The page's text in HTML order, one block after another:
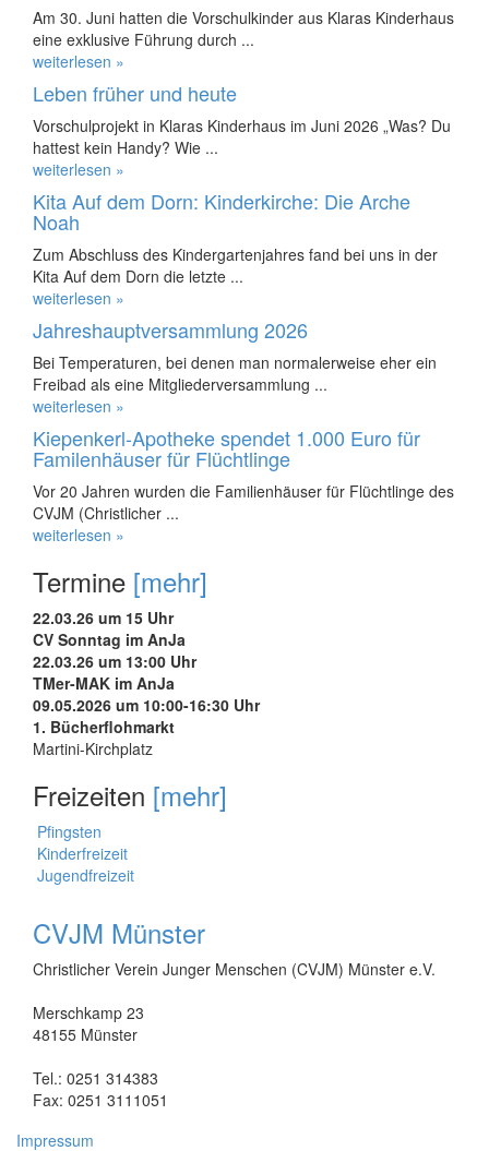
Am 30. Juni hatten die Vorschulkinder aus Klaras Kinderhaus
eine exklusive Führung durch ...
weiterlesen »
Leben früher und heute
Vorschulprojekt in Klaras Kinderhaus im Juni 2026 „Was? Du
hattest kein Handy? Wie ...
weiterlesen »
Kita Auf dem Dorn: Kinderkirche: Die Arche
Noah
Zum Abschluss des Kindergartenjahres fand bei uns in der
Kita Auf dem Dorn die letzte ...
weiterlesen »
Jahreshauptversammlung 2026
Bei Temperaturen, bei denen man normalerweise eher ein
Freibad als eine Mitgliederversammlung ...
weiterlesen »
Kiepenkerl-Apotheke spendet 1.000 Euro für
Familenhäuser für Flüchtlinge
Vor 20 Jahren wurden die Familienhäuser für Flüchtlinge des
CVJM (Christlicher ...
weiterlesen »
Termine [mehr]
22.03.26 um 15 Uhr
CV Sonntag im AnJa
22.03.26 um 13:00 Uhr
TMer-MAK im AnJa
09.05.2026 um 10:00-16:30 Uhr
1. Bücherflohmarkt
Martini-Kirchplatz
Freizeiten [mehr]
Pfingsten
Kinderfreizeit
Jugendfreizeit
CVJM Münster
Christlicher Verein Junger Menschen (CVJM) Münster e.V.
Merschkamp 23
48155 Münster
Tel.: 0251 314383
Fax: 0251 3111051
Impressum